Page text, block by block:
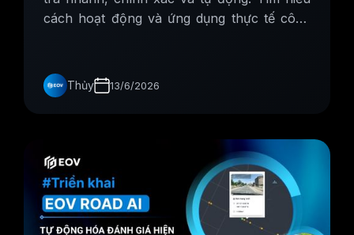
cách hoạt động và ứng dụng thực tế công
Thủy 13/6/2026